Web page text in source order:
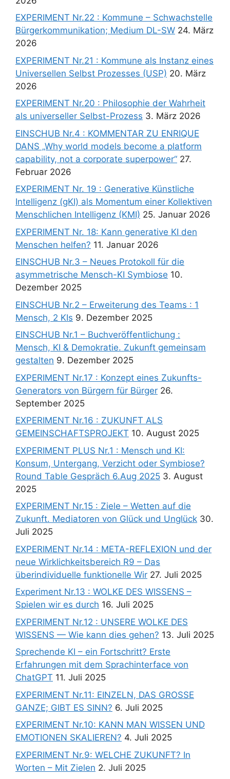
EXPERIMENT Nr.22 : Kommune – Schwachstelle
Bürgerkommunikation; Medium DL-SW 24. März
2026
EXPERIMENT Nr.21 : Kommune als Instanz eines
Universellen Selbst Prozesses (USP) 20. März
2026
EXPERIMENT Nr.20 : Philosophie der Wahrheit
als universeller Selbst-Prozess 3. März 2026
EINSCHUB Nr.4 : KOMMENTAR ZU ENRIQUE
DANS „Why world models become a platform
capability, not a corporate superpower“ 27.
Februar 2026
EXPERIMENT Nr. 19 : Generative Künstliche
Intelligenz (gKI) als Momentum einer Kollektiven
Menschlichen Intelligenz (KMI) 25. Januar 2026
EXPERIMENT Nr. 18: Kann generative KI den
Menschen helfen? 11. Januar 2026
EINSCHUB Nr.3 – Neues Protokoll für die
asymmetrische Mensch-KI Symbiose 10.
Dezember 2025
EINSCHUB Nr.2 – Erweiterung des Teams : 1
Mensch, 2 KIs 9. Dezember 2025
EINSCHUB Nr.1 – Buchveröffentlichung :
Mensch, KI & Demokratie. Zukunft gemeinsam
gestalten 9. Dezember 2025
EXPERIMENT Nr.17 : Konzept eines Zukunfts-
Generators von Bürgern für Bürger 26.
September 2025
EXPERIMENT Nr.16 : ZUKUNFT ALS
GEMEINSCHAFTSPROJEKT 10. August 2025
EXPERIMENT PLUS Nr.1 : Mensch und KI:
Konsum, Untergang, Verzicht oder Symbiose?
Round Table Gespräch 6.Aug 2025 3. August
2025
EXPERIMENT Nr.15 : Ziele – Wetten auf die
Zukunft. Mediatoren von Glück und Unglück 30.
Juli 2025
EXPERIMENT Nr.14 : META-REFLEXION und der
neue Wirklichkeitsbereich R9 – Das
überindividuelle funktionelle Wir 27. Juli 2025
Experiment Nr.13 : WOLKE DES WISSENS –
Spielen wir es durch 16. Juli 2025
EXPERIMENT Nr.12 : UNSERE WOLKE DES
WISSENS — Wie kann dies gehen? 13. Juli 2025
Sprechende KI – ein Fortschritt? Erste
Erfahrungen mit dem Sprachinterface von
ChatGPT 11. Juli 2025
EXPERIMENT Nr.11: EINZELN, DAS GROSSE
GANZE; GIBT ES SINN? 6. Juli 2025
EXPERIMENT Nr.10: KANN MAN WISSEN UND
EMOTIONEN SKALIEREN? 4. Juli 2025
EXPERIMENT Nr.9: WELCHE ZUKUNFT? In
Worten – Mit Zielen 2. Juli 2025